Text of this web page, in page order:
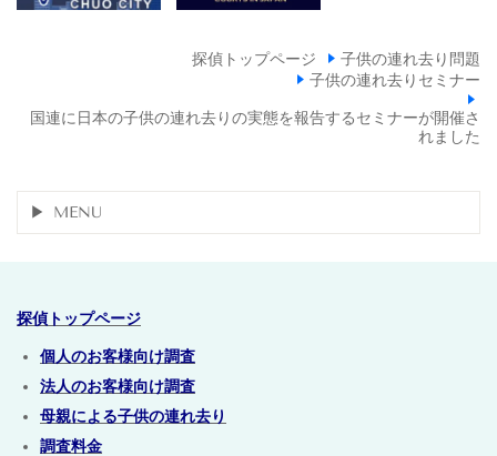
探偵トップページ
子供の連れ去り問題
子供の連れ去りセミナー
国連に日本の子供の連れ去りの実態を報告するセミナーが開催さ
れました
MENU
探偵トップページ
個人のお客様向け調査
法人のお客様向け調査
母親による子供の連れ去り
調査料金